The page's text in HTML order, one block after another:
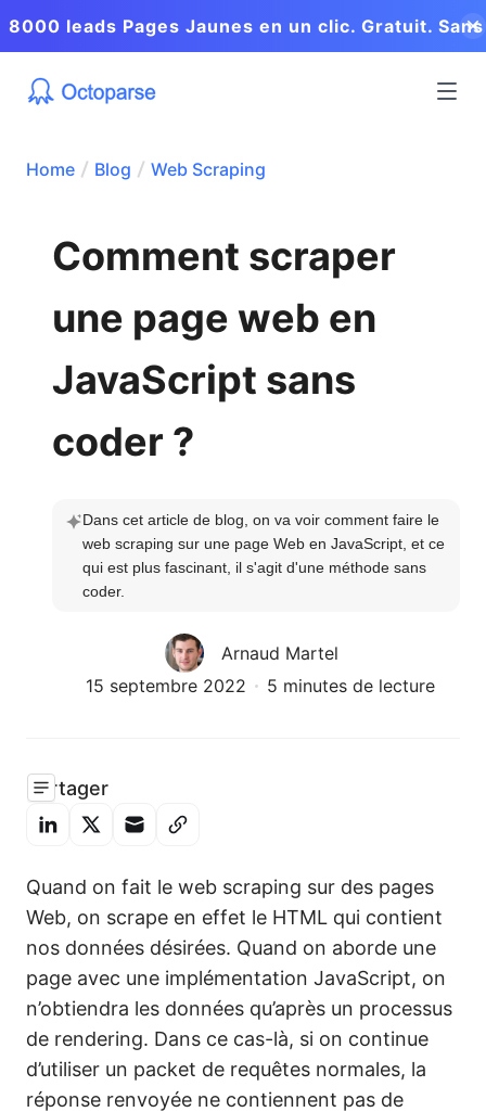
8000 leads Pages Jaunes en un clic. Gratuit. Sans
Home Blog Web Scraping
Comment scraper
une page web en
JavaScript sans
coder ?
Dans cet article de blog, on va voir comment faire le
web scraping sur une page Web en JavaScript, et ce
qui est plus fascinant, il s'agit d'une méthode sans
coder.
Arnaud Martel
15 septembre 2022
5 minutes de lecture
Partager
Quand on fait le web scraping sur des pages
Web, on scrape en effet le HTML qui contient
nos données désirées. Quand on aborde une
page avec une implémentation JavaScript, on
n’obtiendra les données qu’après un processus
de rendering. Dans ce cas-là, si on continue
d’utiliser un packet de requêtes normales, la
réponse renvoyée ne contiennent pas de